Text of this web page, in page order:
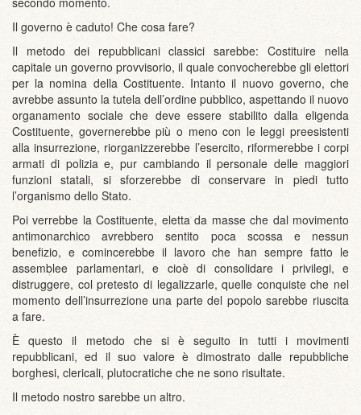
Il governo è caduto! Che cosa fare?
Il metodo dei repubblicani classici sarebbe: Costituire nella
capitale un governo provvisorio, il quale convocherebbe gli elettori
per la nomina della Costituente. Intanto il nuovo governo, che
avrebbe assunto la tutela dell’ordine pubblico, aspettando il nuovo
organamento sociale che deve essere stabilito dalla eligenda
Costituente, governerebbe più o meno con le leggi preesistenti
alla insurrezione, riorganizzerebbe l’esercito, riformerebbe i corpi
armati di polizia e, pur cambiando il personale delle maggiori
funzioni statali, si sforzerebbe di conservare in piedi tutto
l’organismo dello Stato.
Poi verrebbe la Costituente, eletta da masse che dal movimento
antimonarchico avrebbero sentito poca scossa e nessun
benefizio, e comincerebbe il lavoro che han sempre fatto le
assemblee parlamentari, e cioè di consolidare i privilegi, e
distruggere, col pretesto di legalizzarle, quelle conquiste che nel
momento dell’insurrezione una parte del popolo sarebbe riuscita
a fare.
È questo il metodo che si è seguito in tutti i movimenti
repubblicani, ed il suo valore è dimostrato dalle repubbliche
borghesi, clericali, plutocratiche che ne sono risultate.
Il metodo nostro sarebbe un altro.